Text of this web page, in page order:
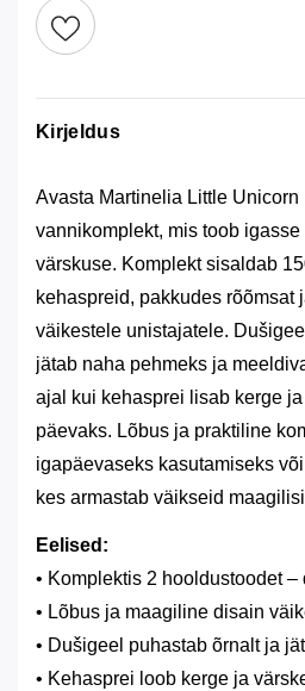
Kirjeldus
Avasta Martinelia Little Unicorn
vannikomplekt, mis toob
värskuse. Komplekt sisaldab
kehaspreid, pakkudes rõõmsat
väikestele unistajatele.
jätab naha pehmeks ja
ajal kui kehasprei lisab kerge
päevaks. Lõbus ja praktiline
igapäevaseks kasutamiseks
kes armastab väikseid
Eelised:
• Komplektis 2 hooldustoodet
• Lõbus ja maagiline disain
• Dušigeel puhastab õrnalt ja
• Kehasprei loob kerge ja